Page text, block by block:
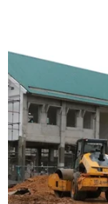
Dự
Mỹ có thể
động ngược
05/08/2026 04:58